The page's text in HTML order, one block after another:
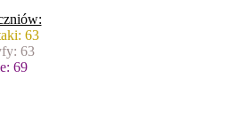
63
63
69